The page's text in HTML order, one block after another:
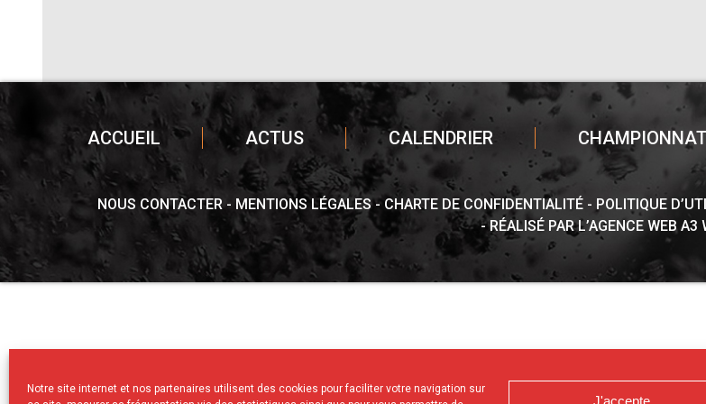
Notre site internet et nos partenaires utilisent des cookies pour faciliter votre navigation sur
J'accepte
ACCUEIL ACTUS CALENDRIER CHAMPIONNAT
NOUS CONTACTER MENTIONS LÉGALES CHARTE DE CONFIDENTIALITÉ POLITIQUE
RÉALISÉ PAR L’AGENCE WEB A3